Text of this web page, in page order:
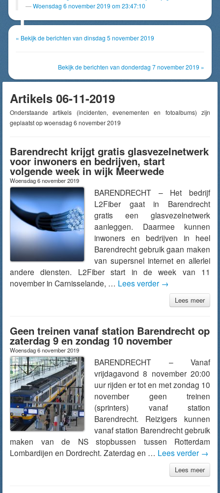
Woensdag 6 november 2019 om 23:47:10
« Bekijk de berichten van dinsdag 5 november 2019
Bekijk de berichten van donderdag 7 november 2019 »
Artikels 06-11-2019
Onderstaande artikels (incidenten, evenementen en fotoalbums) zijn
geplaatst op woensdag 6 november 2019
Barendrecht krijgt gratis glasvezelnetwerk
voor inwoners en bedrijven, start
volgende week in wijk Meerwede
Woensdag 6 november 2019
BARENDRECHT – Het bedrijf
L2Fiber gaat in Barendrecht
gratis een glasvezelnetwerk
aanleggen. Daarmee kunnen
inwoners en bedrijven in heel
Barendrecht gebruik gaan maken
van supersnel internet en allerlei
andere diensten. L2Fiber start in de week van 11
november in Carnisselande, … Lees verder →
Lees meer
Geen treinen vanaf station Barendrecht op
zaterdag 9 en zondag 10 november
Woensdag 6 november 2019
BARENDRECHT – Vanaf
vrijdagavond 8 november 20:00
uur rijden er tot en met zondag 10
november geen treinen
(sprinters) vanaf station
Barendrecht. Reizigers kunnen
vanaf station Barendrecht gebruik
maken van de NS stopbussen tussen Rotterdam
Lombardijen en Dordrecht. Zaterdag en … Lees verder →
Lees meer